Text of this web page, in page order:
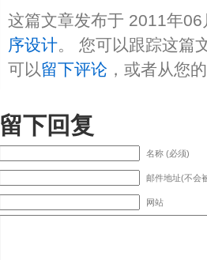
这篇文章发布于 2011年
序设计。 您可以跟踪这篇
可以留下评论 ，或者从您
留下回复
名称 (必须)
邮件地址(不会
网站